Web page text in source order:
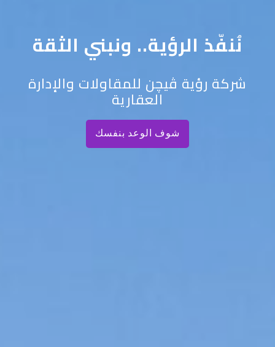
نُنفّذ الرؤية.. ونبني الثقة
شركة رؤية ڤيچن للمقاولات والإدارة
العقارية
شوف الوعد بنفسك